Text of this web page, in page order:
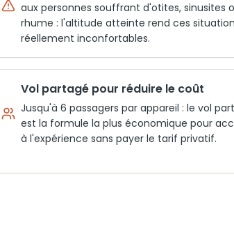
aux personnes souffrant d'otites, sinusites
rhume : l'altitude atteinte rend ces
réellement inconfortables.
Vol partagé pour réduire le coût
Jusqu'à 6 passagers par appareil : le vol
est la formule la plus économique pour
à l'expérience sans payer le tarif privatif.